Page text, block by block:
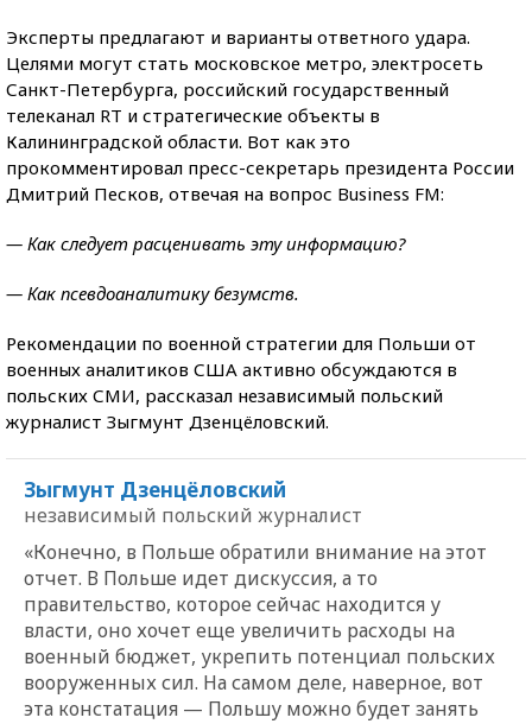
Эксперты предлагают и варианты ответного удара.
Целями могут стать московское метро, электросеть
Санкт-Петербурга, российский государственный
телеканал RT и стратегические объекты в
Калининградской области. Вот как это
прокомментировал пресс-секретарь президента России
Дмитрий Песков, отвечая на вопрос Business FM:
— Как следует расценивать эту информацию?
— Как псевдоаналитику безумств.
Рекомендации по военной стратегии для Польши от
военных аналитиков США активно обсуждаются в
польских СМИ, рассказал независимый польский
журналист Зыгмунт Дзенцёловский.
Зыгмунт Дзенцёловский
независимый польский журналист
«Конечно, в Польше обратили внимание на этот
отчет. В Польше идет дискуссия, а то
правительство, которое сейчас находится у
власти, оно хочет еще увеличить расходы на
военный бюджет, укрепить потенциал польских
вооруженных сил. На самом деле, наверное, вот
эта констатация — Польшу можно будет занять